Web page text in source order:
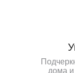
дома и